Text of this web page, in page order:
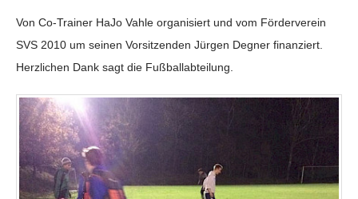
Von Co-Trainer HaJo Vahle organisiert und vom Förderverein
SVS 2010 um seinen Vorsitzenden Jürgen Degner finanziert.
Herzlichen Dank sagt die Fußballabteilung.